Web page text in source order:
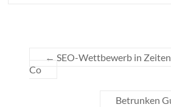
← SEO-Wettbewerb in
Co
Betrunken